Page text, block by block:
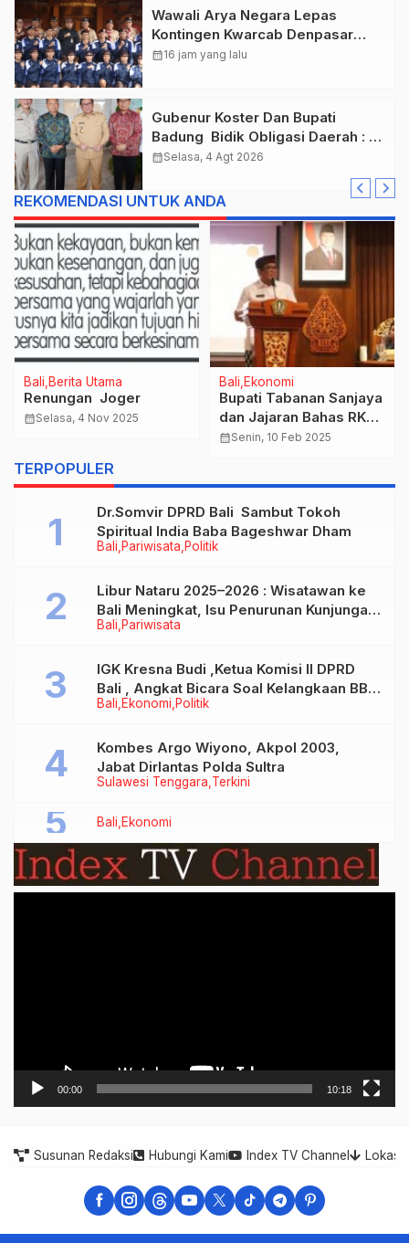
Wawali Arya Negara Lepas
Kontingen Kwarcab Denpasar
Menuju Jambore Nasional XII
calendar_month16 jam yang lalu
Gubenur Koster Dan Bupati
Badung Bidik Obligasi Daerah :
Gaspol Bangun Infrastruktur
calendar_monthSelasa, 4 Agt 2026
REKOMENDASI UNTUK ANDA
Bali Berita Utama
Renungan Joger
calendar_monthSelasa, 4 Nov 2025
Bali Ekonomi
Bupati Tabanan Sanjaya
dan Jajaran Bahas RKPD
2026
calendar_monthSenin, 10 Feb 2025
TERPOPULER
Bali Pariwisata Politik
Dr.Somvir DPRD Bali Sambut Tokoh
Spiritual India Baba Bageshwar Dham
Bali Pariwisata
Libur Nataru 2025–2026 : Wisatawan ke
Bali Meningkat, Isu Penurunan Kunjungan
Tidak Benar
Bali Ekonomi Politik
IGK Kresna Budi ,Ketua Komisi II DPRD
Bali , Angkat Bicara Soal Kelangkaan BBM
Bersubsidi Jenis Solar
Sulawesi Tenggara Terkini
Kombes Argo Wiyono, Akpol 2003,
Jabat Dirlantas Polda Sultra
Bali Ekonomi
00:00 10:18
Susunan Redaksi Hubungi Kami Index TV Channel Lokasi